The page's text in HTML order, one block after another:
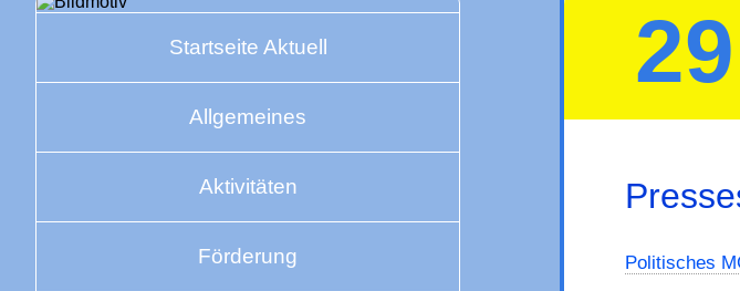
Startseite Aktuell
Allgemeines
Aktivitäten
Förderung
29
Politisches